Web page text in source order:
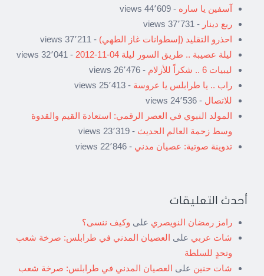
آسفين يا ساره - 44٬609 views
ربع دينار - 37٬731 views
احذرو التقليد (إسطوانات غاز الطهي) - 37٬211 views
ليلة عصيبة .. طريق السور ليلة 04-11-2012
- 32٬041 views
ليبيات 6 .. شكراً للأزلام
- 26٬476 views
راب .. يا طرابلس يا عروسة - 25٬413 views
للاتصال - 24٬536 views
المولد النبوي في العصر الرقمي: استعادة القيم والقدوة
وسط زحمة العالم الحديث - 23٬319 views
تدوينة صوتية: عصيان مدني - 22٬846 views
أحدث التعليقات
رامز رمضان النويصري على وكيف ننسى؟
شات عربي على العصيان المدني في طرابلس: صرخة شعب
وتحدٍ للسلطة
شات حنين على العصيان المدني في طرابلس: صرخة شعب